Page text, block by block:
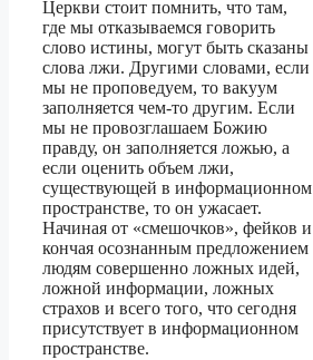
Церкви стоит помнить, что там,
где мы отказываемся говорить
слово истины, могут быть сказаны
слова лжи. Другими словами, если
мы не проповедуем, то вакуум
заполняется чем-то другим. Если
мы не провозглашаем Божию
правду, он заполняется ложью, а
если оценить объем лжи,
существующей в информационном
пространстве, то он ужасает.
Начиная от «смешочков», фейков и
кончая осознанным предложением
людям совершенно ложных идей,
ложной информации, ложных
страхов и всего того, что сегодня
присутствует в информационном
пространстве.